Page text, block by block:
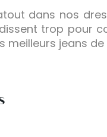
dans nos
trop pour
meilleurs jeans